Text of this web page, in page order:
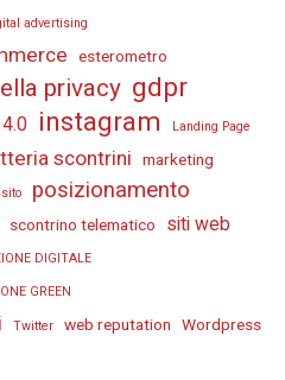
advertising
esterometro
privacy gdpr
instagram Landing Page
scontrini
marketing
posizionamento
scontrino telematico siti web
DIGITALE
GREEN
Twitter web reputation Wordpress